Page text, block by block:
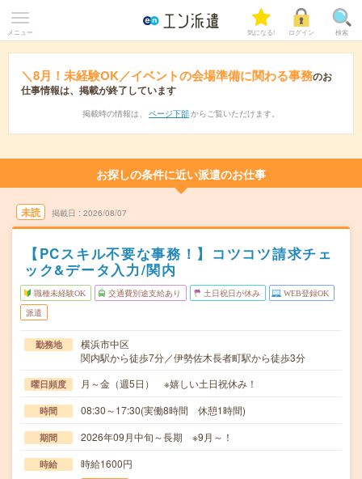
メニュー 気になる! ログイン 検索
＼8月！未経験OK／イベントの会場準備に関わる事務のお
仕事情報は、掲載が終了しています
掲載時の情報は、 ページ下部 からご覧いただけます。
お探しの条件に近い派遣のお仕事
未読 掲載日 2026/08/07
【PCスキル不要な事務！】コツコツ請求チェ
ック&データ入力/関内
職種未経験OK 交通費別途支給あり 土日祝日が休み WEB登録OK
派遣
勤務地
横浜市中区
関内駅から徒歩7分／伊勢佐木長者町駅から徒歩3分
曜日頻度 月～金（週5日） ※嬉しい土日祝休み！
時間 08:30～17:30(実働8時間 休憩1時間)
期間 2026年09月中旬～長期 ※9月～！
時給 時給1600円